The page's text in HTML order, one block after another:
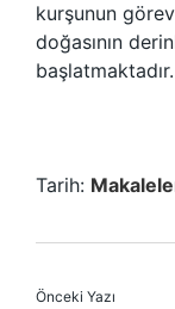
kurşunun
doğasının
başlatmaktadır.
Tarih:
Önceki Yazı